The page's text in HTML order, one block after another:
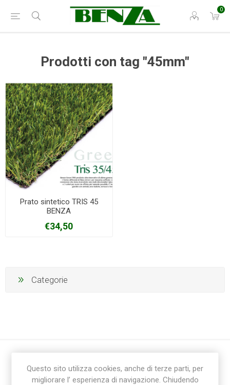
0
Prodotti con tag "45mm"
Prato sintetico TRIS 45
BENZA
€34,50
Categorie
Questo sito utilizza cookies, anche di terze parti, per
migliorare l’ esperienza di navigazione. Chiudendo